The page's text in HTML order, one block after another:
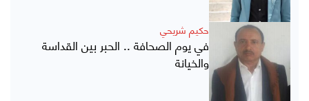
حكيم شريحي
في يوم الصحافة .. الحبر بين القداسة
والخيانة